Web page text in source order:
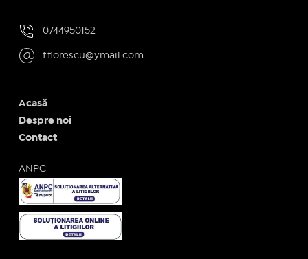
0744950152
f.florescu@ymail.com
Acasă
Despre noi
Contact
ANPC